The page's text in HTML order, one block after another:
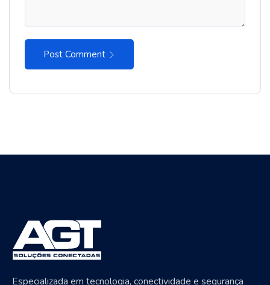
Post Comment
Especializada em tecnologia, conectividade e segurança